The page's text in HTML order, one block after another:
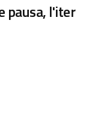
pausa, l'iter